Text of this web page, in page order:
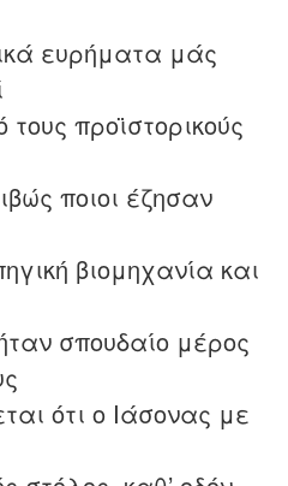
ευρήματα μάς
τους προϊστορικούς
ποιοι έζησαν
βιομηχανία και
σπουδαίο μέρος
ότι ο Ιάσονας με